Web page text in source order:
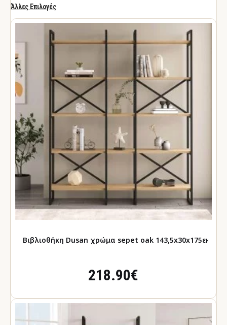
Άλλες Επιλογές
Βιβλιοθήκη Dusan χρώμα sepet oak 143,5x30x175εκ.
218.90€